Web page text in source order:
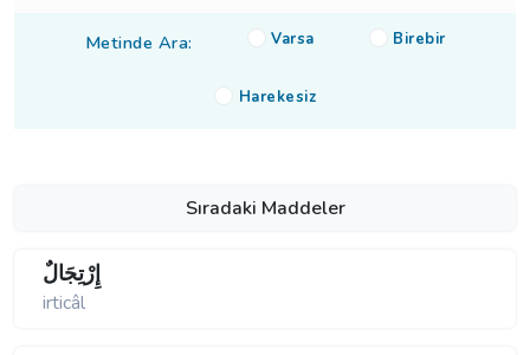
Metinde Ara: Varsa Birebir
Harekesiz
Sıradaki Maddeler
إِرْتِجَالٌ
irticâl